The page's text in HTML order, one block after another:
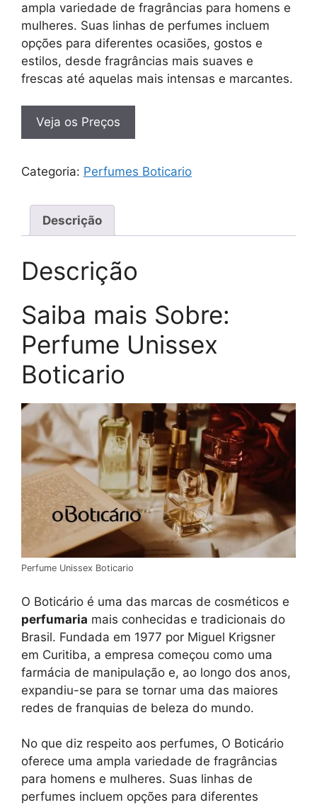
ampla variedade de fragrâncias para homens e
mulheres. Suas linhas de perfumes incluem
opções para diferentes ocasiões, gostos e
estilos, desde fragrâncias mais suaves e
frescas até aquelas mais intensas e marcantes.
Veja os Preços
Categoria: Perfumes Boticario
Descrição
Descrição
Saiba mais Sobre:
Perfume Unissex
Boticario
Perfume Unissex Boticario
O Boticário é uma das marcas de cosméticos e
perfumaria mais conhecidas e tradicionais do
Brasil. Fundada em 1977 por Miguel Krigsner
em Curitiba, a empresa começou como uma
farmácia de manipulação e, ao longo dos anos,
expandiu-se para se tornar uma das maiores
redes de franquias de beleza do mundo.
No que diz respeito aos perfumes, O Boticário
oferece uma ampla variedade de fragrâncias
para homens e mulheres. Suas linhas de
perfumes incluem opções para diferentes